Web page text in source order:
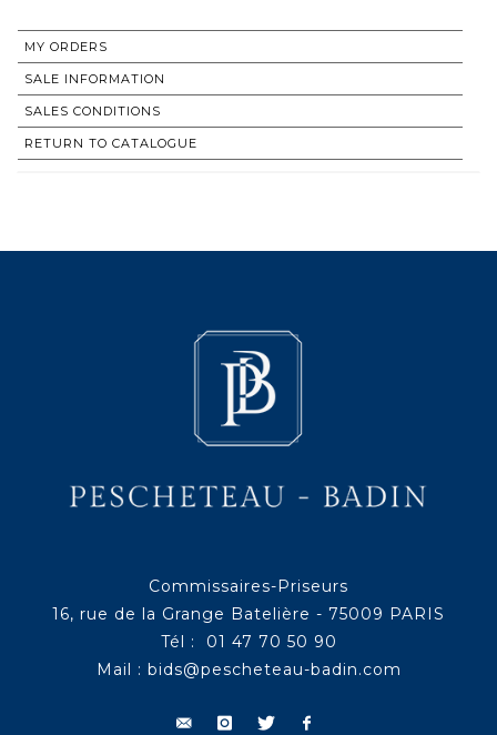
MY ORDERS
SALE INFORMATION
SALES CONDITIONS
RETURN TO CATALOGUE
Commissaires-Priseurs
16, rue de la Grange Batelière - 75009 PARIS
Tél : 01 47 70 50 90
Mail : bids@pescheteau-badin.com